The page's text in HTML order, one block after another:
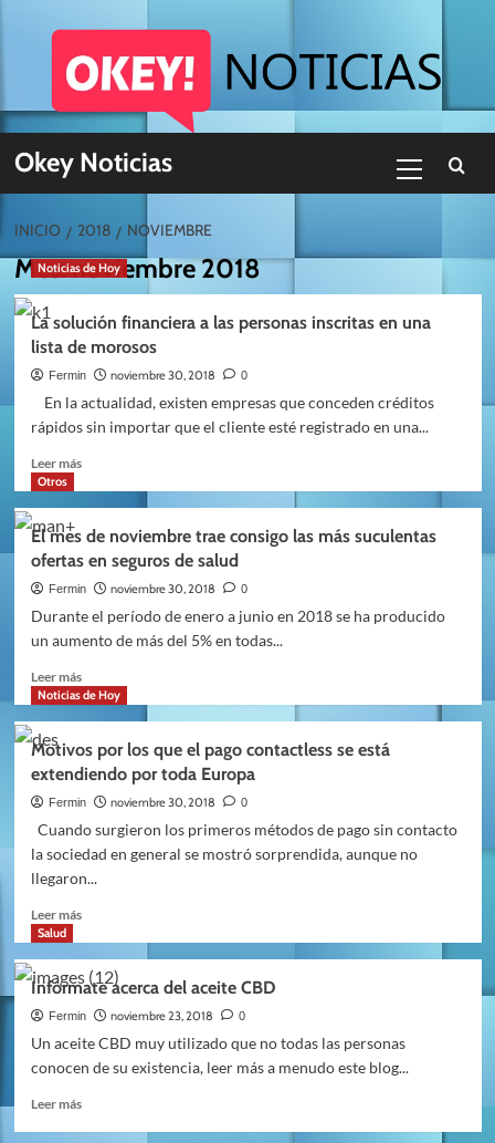
Okey Noticias
primario
INICIO 2018 NOVIEMBRE
Mes:noviembre 2018
Noticias de Hoy
La solución financiera a las personas inscritas en una
lista de morosos
Fermin noviembre 30, 2018 0
En la actualidad, existen empresas que conceden créditos
rápidos sin importar que el cliente esté registrado en una...
Leer másLeer
solución
financiera
a
personas
inscritas
una
morosos
Otros
El mes de noviembre trae consigo las más suculentas
ofertas en seguros de salud
Fermin noviembre 30, 2018 0
Durante el período de enero a junio en 2018 se ha producido
un aumento de más del 5% en todas...
Leer másLeer
más
mes
de
noviembre
trae
consigo
las
más
en
seguros
de
salud
Noticias de Hoy
Motivos por los que el pago contactless se está
extendiendo por toda Europa
Fermin noviembre 30, 2018 0
Cuando surgieron los primeros métodos de pago sin contacto
la sociedad en general se mostró sorprendida, aunque no
llegaron...
Leer másLeer
Motivos
por
los
que
contactless
Salud
Infórmate acerca del aceite CBD
Fermin noviembre 23, 2018 0
Un aceite CBD muy utilizado que no todas las personas
conocen de su existencia, leer más a menudo este blog...
Leer másLeer